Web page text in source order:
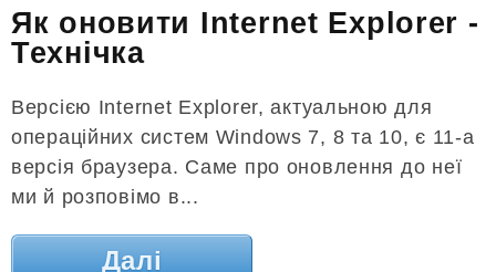
Як оновити Internet Explorer -
Технічка
Версією Internet Explorer, актуальною для
операційних систем Windows 7, 8 та 10, є 11-а
версія браузера. Саме про оновлення до неї
ми й розповімо в...
Далі